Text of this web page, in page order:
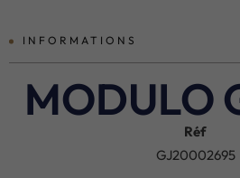
INFORMATIONS
MODULO
Réf
GJ20002695